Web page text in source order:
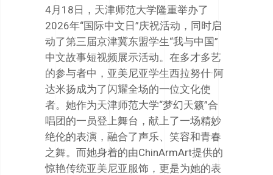
4月18日，天津师范大学隆重举办了
2026年“国际中文日”庆祝活动，同时启
动了第三届京津冀东盟学生“我与中国”
中文故事短视频展示活动。在多才多艺
的参与者中，亚美尼亚学生西拉努什·阿
达米扬成为了闪耀全场的一位文化使
者。她作为天津师范大学“梦幻天籁”合
唱团的一员登上舞台，献上了一场精妙
绝伦的表演，融合了声乐、笑容和青春
之舞。而她身着的由ChinArmArt提供的
惊艳传统亚美尼亚服饰，更是为她的表